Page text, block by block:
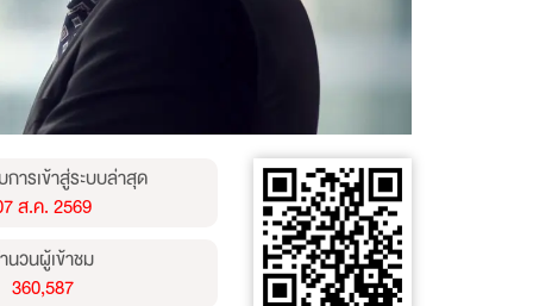
ารเข้าสู่ระบบล่าสุด
ส.ค. 2569
นวนผู้เข้าชม
360,587